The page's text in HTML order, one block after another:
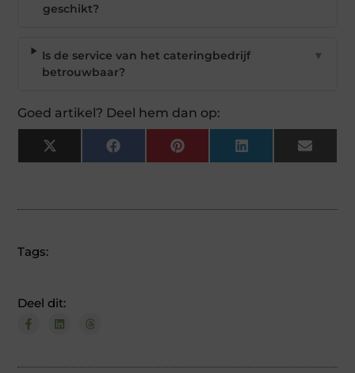
geschikt?
Is de service van het cateringbedrijf
betrouwbaar?
▼
Goed artikel? Deel hem dan op:
X
(Twitter)
Facebook Pinterest LinkedIn Email
Tags:
Deel dit: